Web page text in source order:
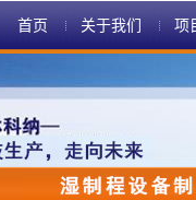
首页 关于我们 项